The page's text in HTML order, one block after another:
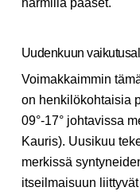
Uudenkuun
Voimakkaimmin
on henkilökohtaisia
09°-17° johtavissa
Kauris). Uusikuu
merkissä
itseilmaisuun